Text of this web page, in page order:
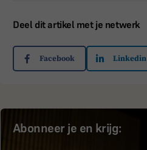
Deel dit artikel met je netwerk
Facebook Linkedin
Abonneer je en krijg: